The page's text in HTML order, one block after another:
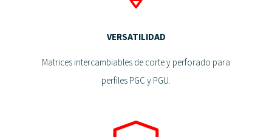
VERSATILIDAD
Matrices intercambiables de corte y perforado para
perfiles PGC y PGU.